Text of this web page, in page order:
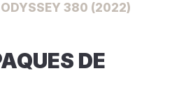
ODYSSEY 380 (2022)
DE